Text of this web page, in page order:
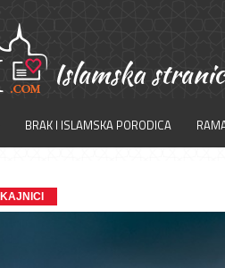
BRAK I ISLAMSKA PORODICA